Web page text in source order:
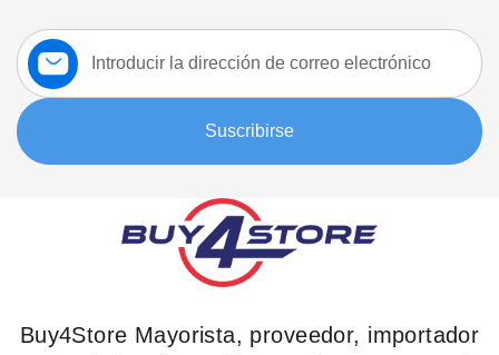
Suscríbase
a
nuestro
boletín:
Suscribirse
Buy4Store Mayorista, proveedor, importador